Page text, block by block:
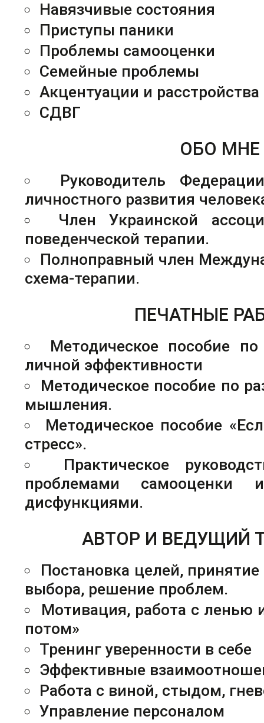
Навязчивые состояния
Приступы паники
Проблемы самооценки
Семейные проблемы
Акцентуации и
СДВГ
ОБО МНЕ
Руководитель
личностного развития
Член Украинской
поведенческой терапии.
Полноправный член
схема-терапии.
ПЕЧАТНЫЕ
Методическое пособие
личной эффективности
Методическое пособие по
мышления.
Методическое пособие
стресс».
Практическое
проблемами самооценки
дисфункциями.
АВТОР И ВЕДУЩИЙ
Постановка целей,
выбора, решение проблем.
Мотивация, работа с ленью
потом»
Тренинг уверенности в себе
Эффективные
Работа с виной, стыдом,
Управление персоналом